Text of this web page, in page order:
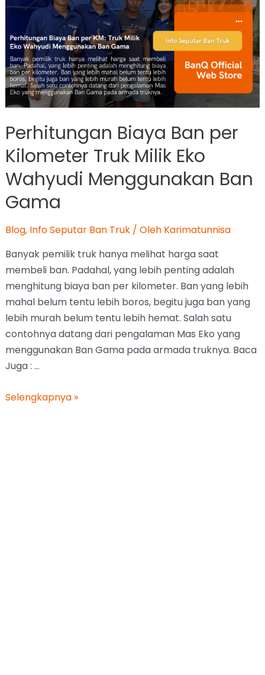
Perhitungan Biaya Ban per
Kilometer Truk Milik Eko
Wahyudi Menggunakan Ban
Gama
Blog, Info Seputar Ban Truk/ Oleh Karimatunnisa
Banyak pemilik truk hanya melihat harga saat
membeli ban. Padahal, yang lebih penting adalah
menghitung biaya ban per kilometer. Ban yang lebih
mahal belum tentu lebih boros, begitu juga ban yang
lebih murah belum tentu lebih hemat. Salah satu
contohnya datang dari pengalaman Mas Eko yang
menggunakan Ban Gama pada armada truknya. Baca
Juga : …
Selengkapnya »